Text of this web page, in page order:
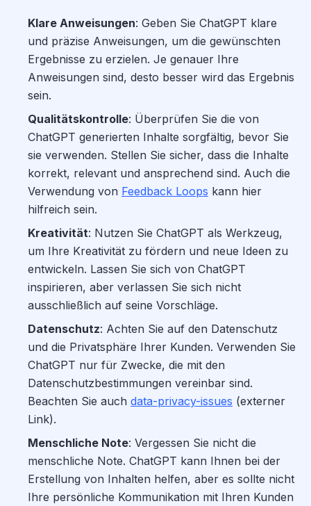
Klare Anweisungen: Geben Sie ChatGPT klare
und präzise Anweisungen, um die gewünschten
Ergebnisse zu erzielen. Je genauer Ihre
Anweisungen sind, desto besser wird das Ergebnis
sein.
Qualitätskontrolle: Überprüfen Sie die von
ChatGPT generierten Inhalte sorgfältig, bevor Sie
sie verwenden. Stellen Sie sicher, dass die Inhalte
korrekt, relevant und ansprechend sind. Auch die
Verwendung von Feedback Loops kann hier
hilfreich sein.
Kreativität: Nutzen Sie ChatGPT als Werkzeug,
um Ihre Kreativität zu fördern und neue Ideen zu
entwickeln. Lassen Sie sich von ChatGPT
inspirieren, aber verlassen Sie sich nicht
ausschließlich auf seine Vorschläge.
Datenschutz: Achten Sie auf den Datenschutz
und die Privatsphäre Ihrer Kunden. Verwenden Sie
ChatGPT nur für Zwecke, die mit den
Datenschutzbestimmungen vereinbar sind.
Beachten Sie auch data-privacy-issues (externer
Link).
Menschliche Note: Vergessen Sie nicht die
menschliche Note. ChatGPT kann Ihnen bei der
Erstellung von Inhalten helfen, aber es sollte nicht
Ihre persönliche Kommunikation mit Ihren Kunden